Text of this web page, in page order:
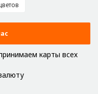
карты всех